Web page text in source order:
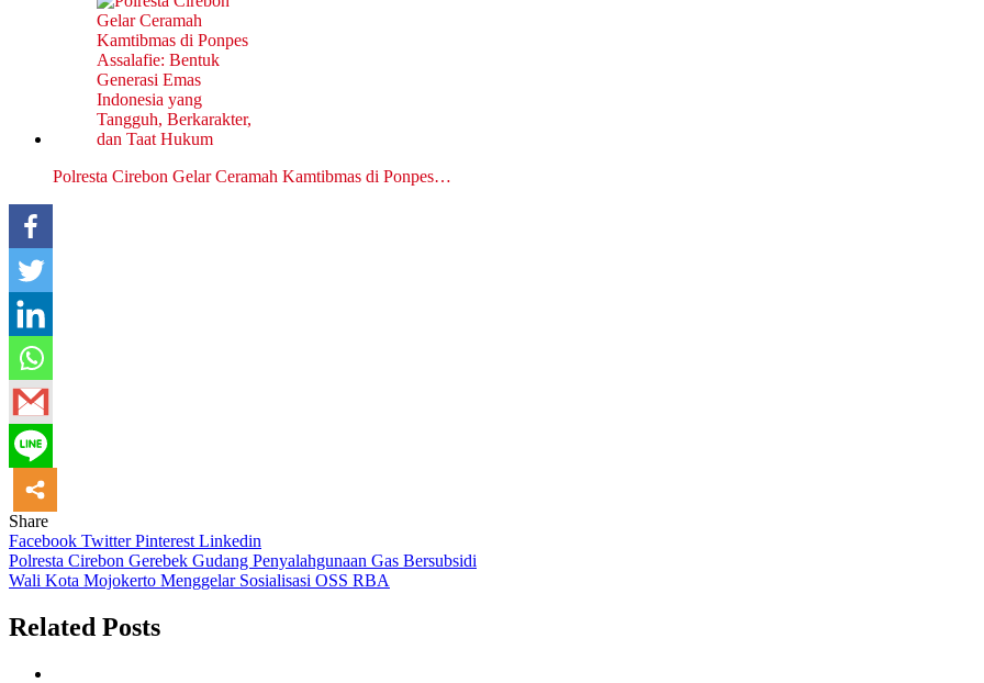
Polresta Cirebon Gelar Ceramah Kamtibmas di Ponpes…
Share
Facebook TwitterPinterest Linkedin
Navigasi
pos
Polresta Cirebon Gerebek Gudang Penyalahgunaan Gas Bersubsidi
Wali Kota Mojokerto Menggelar Sosialisasi OSS RBA
Related Posts